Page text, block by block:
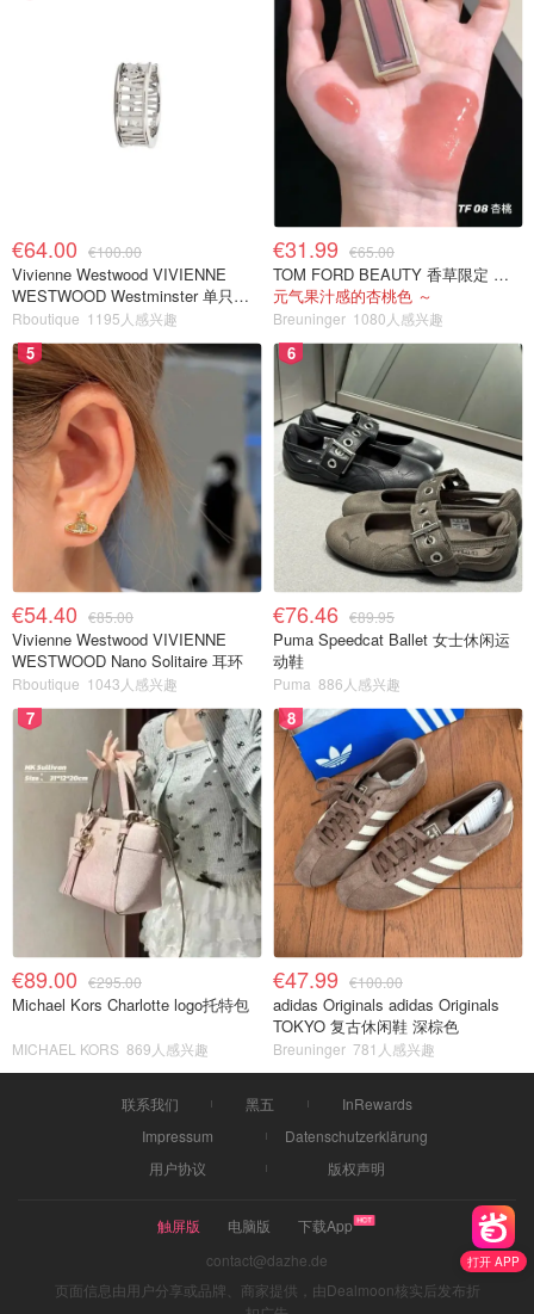
打开 APP
€64.00 €100.00
Vivienne Westwood VIVIENNE
WESTWOOD Westminster 单只耳
环
Rboutique 1195人感兴趣
€31.99 €65.00
TOM FORD BEAUTY 香草限定 镜面唇蜜 #08INHIBITION
元气果汁感的杏桃色 ～
Breuninger 1080人感兴趣
5
€54.40 €85.00
Vivienne Westwood VIVIENNE
WESTWOOD Nano Solitaire 耳环
Rboutique 1043人感兴趣
6
€76.46 €89.95
Puma Speedcat Ballet 女士休闲运
动鞋
Puma 886人感兴趣
7
€89.00 €295.00
Michael Kors Charlotte logo托特包
MICHAEL KORS 869人感兴趣
8
€47.99 €100.00
adidas Originals adidas Originals
TOKYO 复古休闲鞋 深棕色
Breuninger 781人感兴趣
联系我们 黑五
InRewards
Impressum
Datenschutzerklärung
用户协议
版权声明
触屏版 电脑版
下载App
contact@dazhe.de
页面信息由用户分享或品牌、商家提供，由Dealmoon核实后发布折